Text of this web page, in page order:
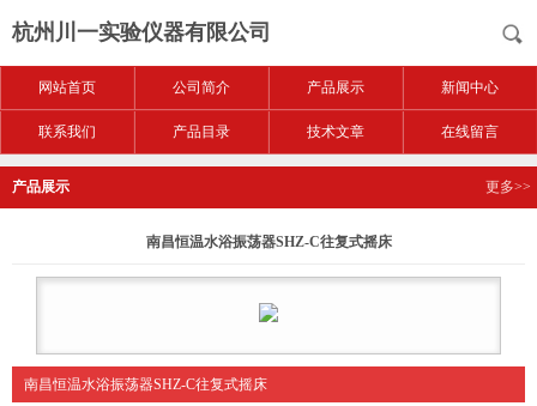
杭州川一实验仪器有限公司
网站首页 公司简介 产品展示 新闻中心
联系我们 产品目录 技术文章 在线留言
产品展示 更多>>
南昌恒温水浴振荡器SHZ-C往复式摇床
南昌恒温水浴振荡器SHZ-C往复式摇床